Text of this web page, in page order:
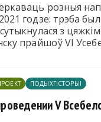
розныя
годзе: трэба
з
прайшоў VI
ПОДЫХГІСТОРЫІ
V